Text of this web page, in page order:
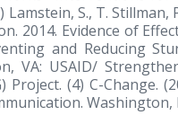
S., T. Stillman,
2014. Evidence of
and Reducing
VA: USAID/
(4) C-Change.
Washington,